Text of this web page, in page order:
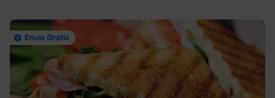
Envío Gratis